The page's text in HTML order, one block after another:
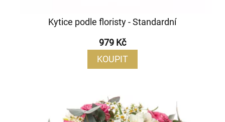
Kytice podle floristy - Standardní
979 Kč
KOUPIT